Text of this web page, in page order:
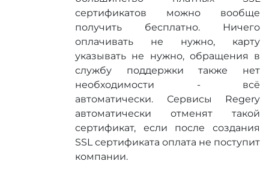
сертификатов можно вообще
получить бесплатно. Ничего
оплачивать не нужно, карту
указывать не нужно, обращения в
службу поддержки также нет
необходимости - всё
автоматически. Сервисы Regery
автоматически отменят такой
сертификат, если после создания
SSL сертификата оплата не поступит
компании.